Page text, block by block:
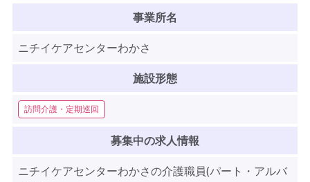
事業所名
ニチイケアセンターわかさ
施設形態
訪問介護・定期巡回
募集中の求人情報
ニチイケアセンターわかさの介護職員(パート・アルバ